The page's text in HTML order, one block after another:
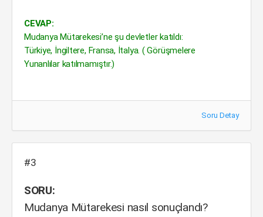
CEVAP:
Mudanya Mütarekesi’ne şu devletler katıldı:
Türkiye, İngiltere, Fransa, İtalya. ( Görüşmelere
Yunanlılar katılmamıştır.)
Soru Detay
#3
SORU:
Mudanya Mütarekesi nasıl sonuçlandı?